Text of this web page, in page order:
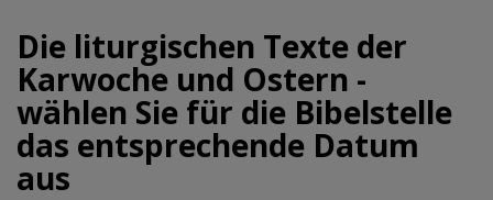
Die liturgischen Texte der
Karwoche und Ostern -
wählen Sie für die Bibelstelle
das entsprechende Datum
aus